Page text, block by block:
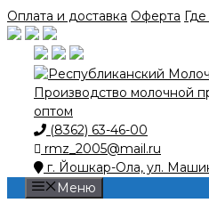
Skip
to
content
Оплата и доставка Оферта
(8362) 63-46-00
rmz_2005@mail.ru
г. Йошкар-Ола, ул.
Меню